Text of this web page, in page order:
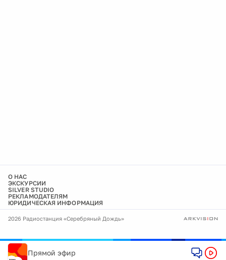
О НАС
ЭКСКУРСИИ
SILVER STUDIO
РЕКЛАМОДАТЕЛЯМ
ЮРИДИЧЕСКАЯ ИНФОРМАЦИЯ
2026 Радиостанция «Серебряный Дождь»
Прямой эфир